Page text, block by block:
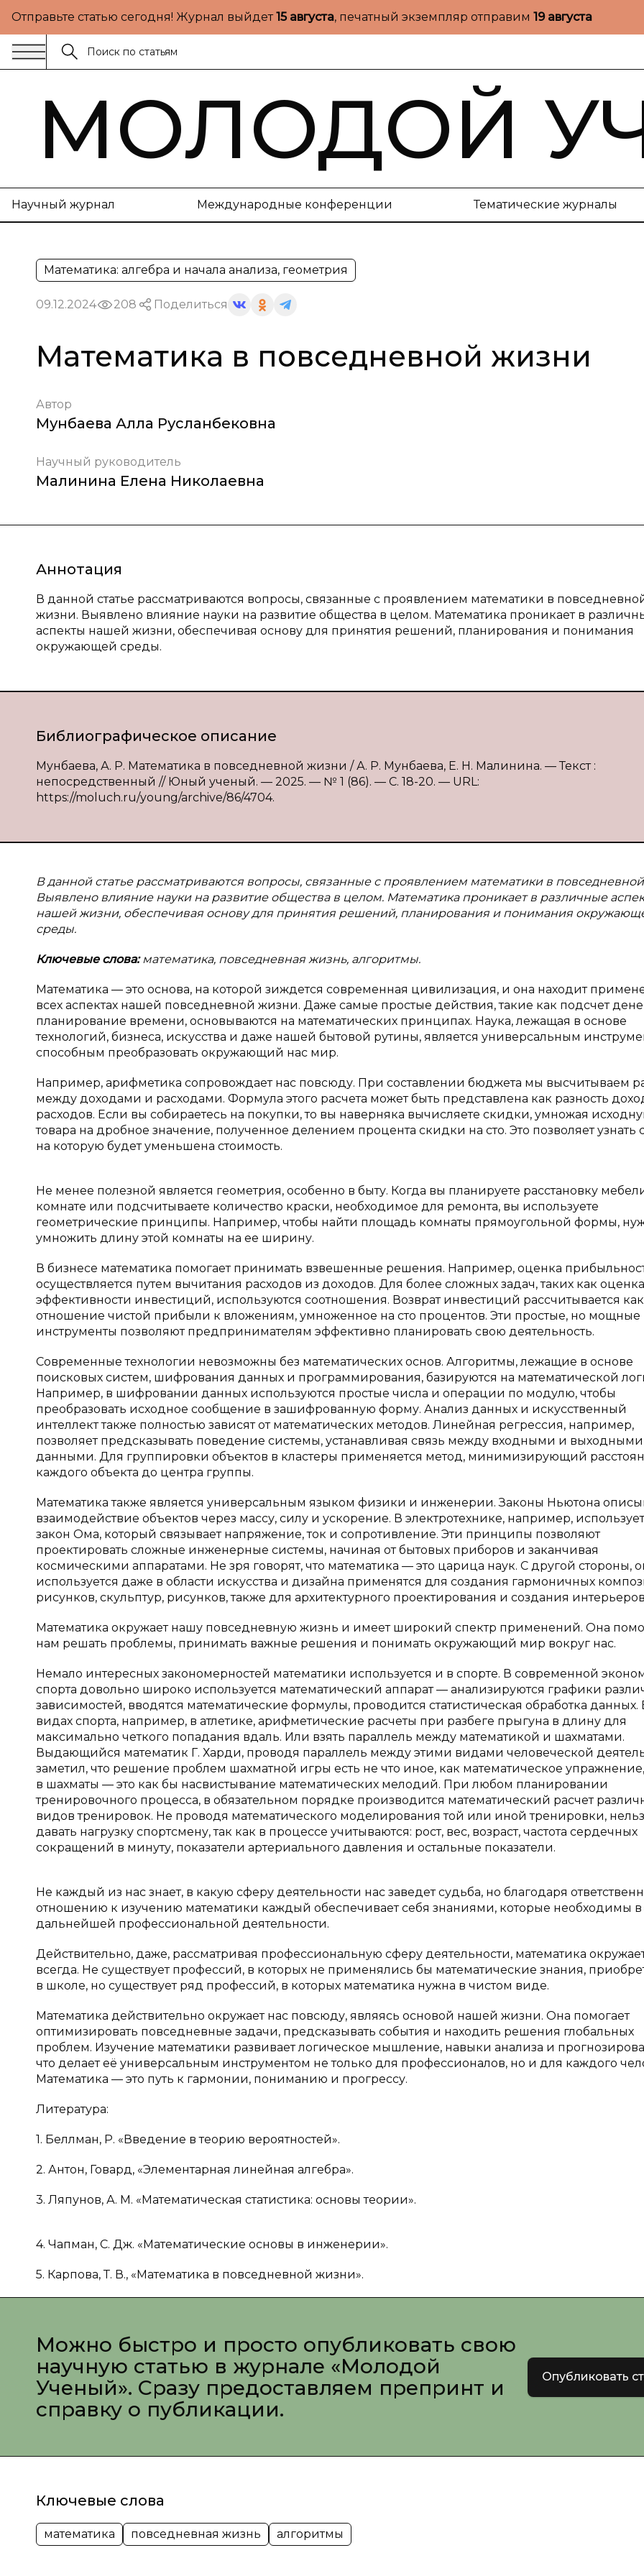
Отправьте статью сегодня! Журнал выйдет15 августа, печатный экземпляр отправим 19 августа
МОЛОДОЙ
Научный журнал Международные конференции Тематические журналы
Математика: алгебра и начала анализа, геометрия
09.12.2024 208 Поделиться
Математика в повседневной жизни
Автор
Мунбаева Алла Русланбековна
Научный руководитель
Малинина Елена Николаевна
Аннотация
В данной статье рассматриваются вопросы, связанные с проявлением математики в
жизни. Выявлено влияние науки на развитие общества в целом. Математика проникает в
аспекты нашей жизни, обеспечивая основу для принятия решений, планирования и понимания
окружающей среды.
Библиографическое описание
Мунбаева, А. Р. Математика в повседневной жизни / А. Р. Мунбаева, Е. Н. Малинина. — Текст :
непосредственный // Юный ученый. — 2025. — № 1 (86). — С. 18-20. — URL:
https://moluch.ru/young/archive/86/4704.
В данной статье рассматриваются вопросы, связанные с проявлением математики в
Выявлено влияние науки на развитие общества в целом. Математика проникает в различные
нашей жизни, обеспечивая основу для принятия решений, планирования и понимания
среды.
Ключевые слова:математика, повседневная жизнь, алгоритмы.
Математика — это основа, на которой зиждется современная цивилизация, и она находит
всех аспектах нашей повседневной жизни. Даже самые простые действия, такие как подсчет
планирование времени, основываются на математических принципах. Наука, лежащая в основе
технологий, бизнеса, искусства и даже нашей бытовой рутины, является универсальным
способным преобразовать окружающий нас мир.
Например, арифметика сопровождает нас повсюду. При составлении бюджета мы высчитываем
между доходами и расходами. Формула этого расчета может быть представлена как разность
расходов. Если вы собираетесь на покупки, то вы наверняка вычисляете скидки, умножая
товара на дробное значение, полученное делением процента скидки на сто. Это позволяет узнать
на которую будет уменьшена стоимость.
Не менее полезной является геометрия, особенно в быту. Когда вы планируете расстановку
комнате или подсчитываете количество краски, необходимое для ремонта, вы используете
геометрические принципы. Например, чтобы найти площадь комнаты прямоугольной формы,
умножить длину этой комнаты на ее ширину.
В бизнесе математика помогает принимать взвешенные решения. Например, оценка
осуществляется путем вычитания расходов из доходов. Для более сложных задач, таких как оценка
эффективности инвестиций, используются соотношения. Возврат инвестиций рассчитывается как
отношение чистой прибыли к вложениям, умноженное на сто процентов. Эти простые, но мощные
инструменты позволяют предпринимателям эффективно планировать свою деятельность.
Современные технологии невозможны без математических основ. Алгоритмы, лежащие в основе
поисковых систем, шифрования данных и программирования, базируются на математической
Например, в шифровании данных используются простые числа и операции по модулю, чтобы
преобразовать исходное сообщение в зашифрованную форму. Анализ данных и искусственный
интеллект также полностью зависят от математических методов. Линейная регрессия, например,
позволяет предсказывать поведение системы, устанавливая связь между входными и выходными
данными. Для группировки объектов в кластеры применяется метод, минимизирующий
каждого объекта до центра группы.
Математика также является универсальным языком физики и инженерии. Законы Ньютона
взаимодействие объектов через массу, силу и ускорение. В электротехнике, например,
закон Ома, который связывает напряжение, ток и сопротивление. Эти принципы позволяют
проектировать сложные инженерные системы, начиная от бытовых приборов и заканчивая
космическими аппаратами. Не зря говорят, что математика — это царица наук. С другой стороны,
используется даже в области искусства и дизайна применятся для создания гармоничных
рисунков, скульптур, рисунков, также для архитектурного проектирования и создания
Математика окружает нашу повседневную жизнь и имеет широкий спектр применений. Она
нам решать проблемы, принимать важные решения и понимать окружающий мир вокруг нас.
Немало интересных закономерностей математики используется и в спорте. В современной
спорта довольно широко используется математический аппарат — анализируются графики
зависимостей, вводятся математические формулы, проводится статистическая обработка данных.
видах спорта, например, в атлетике, арифметические расчеты при разбеге прыгуна в длину для
максимально четкого попадания вдаль. Или взять параллель между математикой и шахматами.
Выдающийся математик Г. Харди, проводя параллель между этими видами человеческой
заметил, что решение проблем шахматной игры есть не что иное, как математическое
в шахматы — это как бы насвистывание математических мелодий. При любом планировании
тренировочного процесса, в обязательном порядке производится математический расчет
видов тренировок. Не проводя математического моделирования той или иной тренировки,
давать нагрузку спортсмену, так как в процессе учитываются: рост, вес, возраст, частота сердечных
сокращений в минуту, показатели артериального давления и остальные показатели.
Не каждый из нас знает, в какую сферу деятельности нас заведет судьба, но благодаря
отношению к изучению математики каждый обеспечивает себя знаниями, которые необходимы в
дальнейшей профессиональной деятельности.
Действительно, даже, рассматривая профессиональную сферу деятельности, математика
всегда. Не существует профессий, в которых не применялись бы математические знания,
в школе, но существует ряд профессий, в которых математика нужна в чистом виде.
Математика действительно окружает нас повсюду, являясь основой нашей жизни. Она помогает
оптимизировать повседневные задачи, предсказывать события и находить решения глобальных
проблем. Изучение математики развивает логическое мышление, навыки анализа и
что делает её универсальным инструментом не только для профессионалов, но и для каждого
Математика — это путь к гармонии, пониманию и прогрессу.
Литература:
1. Беллман, Р. «Введение в теорию вероятностей».
2. Антон, Говард, «Элементарная линейная алгебра».
3. Ляпунов, А. М. «Математическая статистика: основы теории».
4. Чапман, С. Дж. «Математические основы в инженерии».
5. Карпова, Т. В., «Математика в повседневной жизни».
Можно быстро и просто опубликовать свою
научную статью в журнале «Молодой
Ученый». Сразу предоставляем препринт и
справку о публикации.
Опубликовать
Ключевые слова
математика повседневная жизнь алгоритмы